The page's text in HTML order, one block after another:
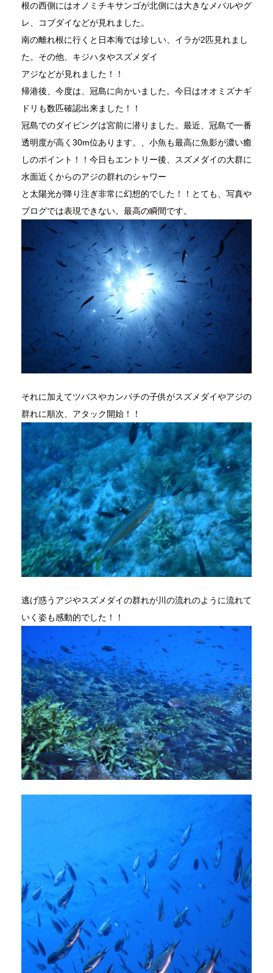
根の西側にはオノミチキサンゴが北側には大きなメバルやグ
レ、コブダイなどが見れました。
南の離れ根に行くと日本海では珍しい、イラが2匹見れまし
た。その他、キジハタやスズメダイ
アジなどが見れました！！
帰港後、今度は、冠島に向かいました。今日はオオミズナギ
ドリも数匹確認出来ました！！
冠島でのダイビングは宮前に潜りました。最近、冠島で一番
透明度が高く30m位あります。、小魚も最高に魚影が濃い癒
しのポイント！！今日もエントリー後、スズメダイの大群に
水面近くからのアジの群れのシャワー
と太陽光が降り注ぎ非常に幻想的でした！！とても、写真や
ブログでは表現できない。最高の瞬間です。
それに加えてツバスやカンパチの子供がスズメダイやアジの
群れに順次、アタック開始！！
逃げ惑うアジやスズメダイの群れが川の流れのように流れて
いく姿も感動的でした！！